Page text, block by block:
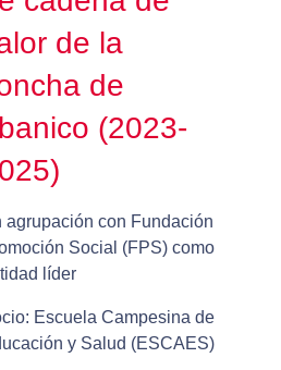
de la
de
(2023-
agrupación con Fundación
Social (FPS) como
líder
Escuela Campesina de
y Salud (ESCAES)